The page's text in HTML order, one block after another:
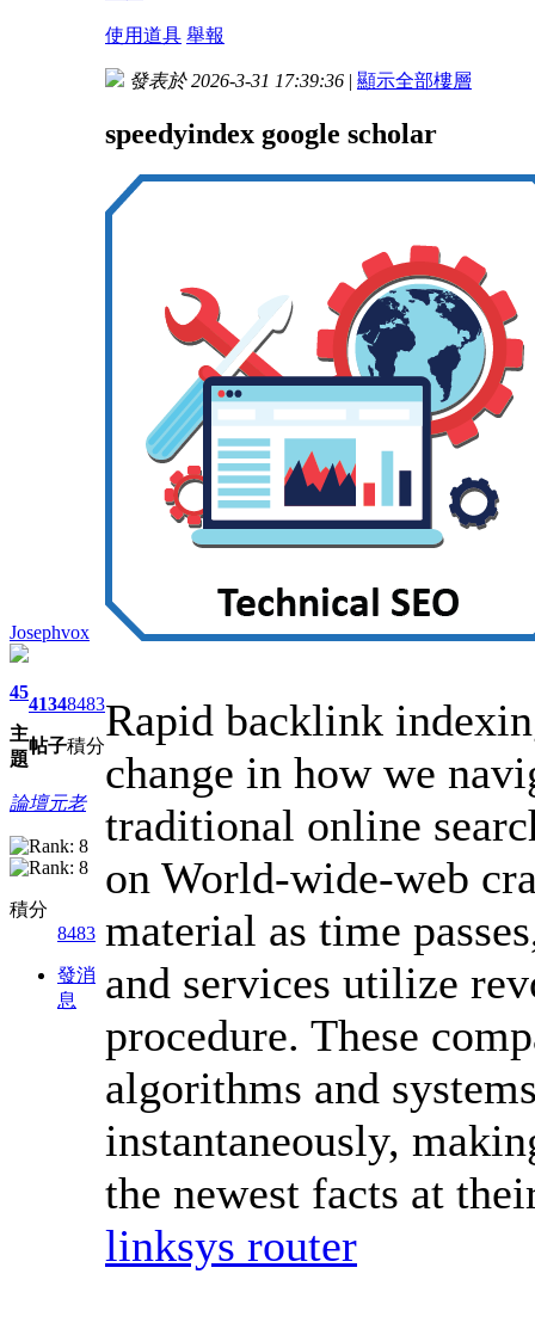
使用道具 舉報
Josephvox
45
主
題
4134
帖子
8483
積分
論壇元老
積分
8483
發消
息
發表於 2026-3-31 17:39:36 | 顯示全部樓層
speedyindex google scholar
Rapid backlink
change in how we
traditional online
on World-wide-web
material as time
and services utilize
procedure. These
algorithms and
instantaneously,
the newest facts at
linksys router